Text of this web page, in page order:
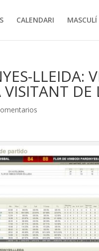
CALENDARI MASCULÍ
LLEIDA:
DE